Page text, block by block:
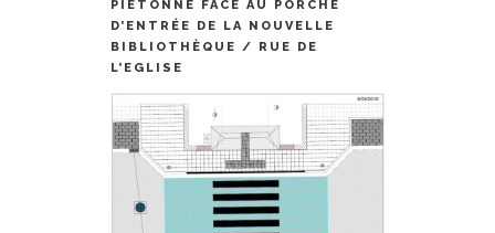
PIÉTONNE FACE AU PORCHE
D’ENTRÉE DE LA NOUVELLE
BIBLIOTHÈQUE / RUE DE
L’EGLISE